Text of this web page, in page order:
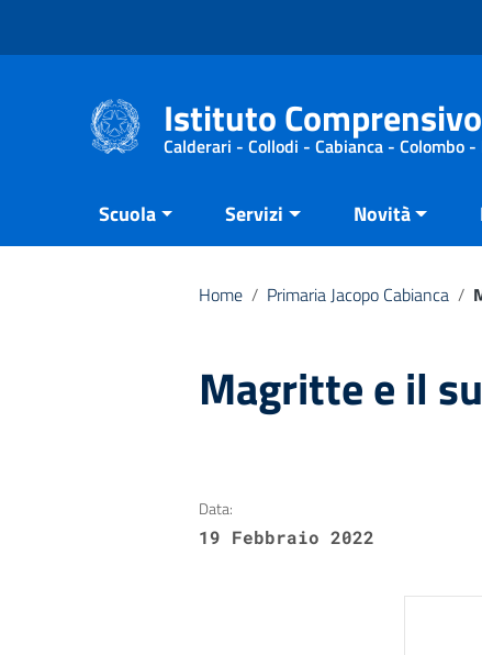
Istituto
Calderari - Collodi - Cabianca - Colombo -
Scuola Servizi Novità
Home / Primaria Jacopo Cabianca /
Magritte e il
Data:
19 Febbraio 2022